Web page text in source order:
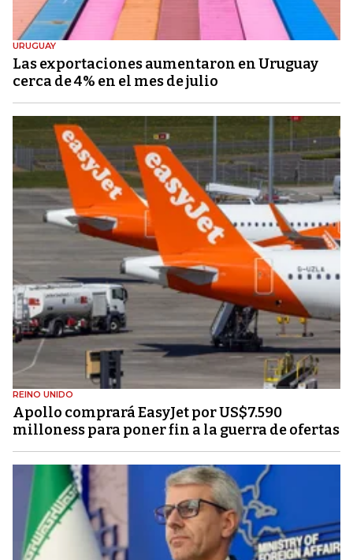
URUGUAY
Las exportaciones aumentaron en Uruguay
cerca de 4% en el mes de julio
REINO UNIDO
Apollo comprará EasyJet por US$7.590
milloness para poner fin a la guerra de ofertas